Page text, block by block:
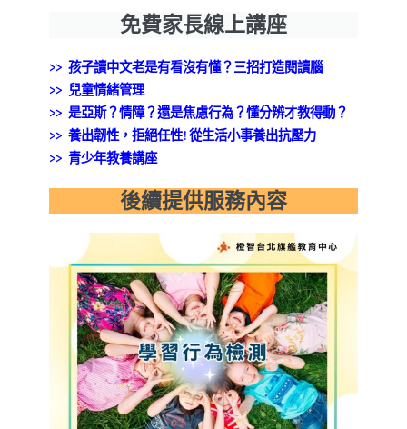
免費家長線上講座
>> 孩子讀中文老是有看沒有懂？三招打造閱讀腦
>> 兒童情緒管理
>> 是亞斯？情障？還是焦慮行為？懂分辨才教得動？
>> 養出韌性，拒絕任性!從生活小事養出抗壓力
>> 青少年教養講座
後續提供服務內容